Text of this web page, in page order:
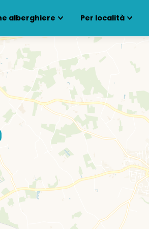
alberghiere Per località